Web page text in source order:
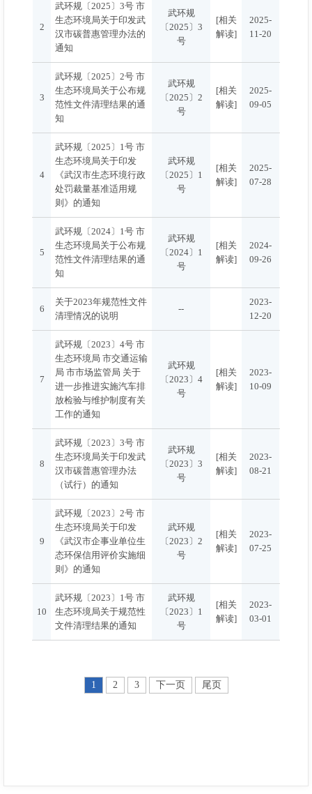
2
武环规〔2025〕3号 市
生态环境局关于印发武
汉市碳普惠管理办法的
通知
武环规
〔2025〕3
号
[相关
解读]
2025-
11-20
3
武环规〔2025〕2号 市
生态环境局关于公布规
范性文件清理结果的通
知
武环规
〔2025〕2
号
[相关
解读]
2025-
09-05
4
武环规〔2025〕1号 市
生态环境局关于印发
《武汉市生态环境行政
处罚裁量基准适用规
则》的通知
武环规
〔2025〕1
号
[相关
解读]
2025-
07-28
5
武环规〔2024〕1号 市
生态环境局关于公布规
范性文件清理结果的通
知
武环规
〔2024〕1
号
[相关
解读]
2024-
09-26
6
关于2023年规范性文件
清理情况的说明
--
2023-
12-20
7
武环规〔2023〕4号 市
生态环境局 市交通运输
局 市市场监管局 关于
进一步推进实施汽车排
放检验与维护制度有关
工作的通知
武环规
〔2023〕4
号
[相关
解读]
2023-
10-09
8
武环规〔2023〕3号 市
生态环境局关于印发武
汉市碳普惠管理办法
（试行）的通知
武环规
〔2023〕3
号
[相关
解读]
2023-
08-21
9
武环规〔2023〕2号 市
生态环境局关于印发
《武汉市企事业单位生
态环保信用评价实施细
则》的通知
武环规
〔2023〕2
号
[相关
解读]
2023-
07-25
10
武环规〔2023〕1号 市
生态环境局关于规范性
文件清理结果的通知
武环规
〔2023〕1
号
[相关
解读]
2023-
03-01
1 2 3 下一页 尾页